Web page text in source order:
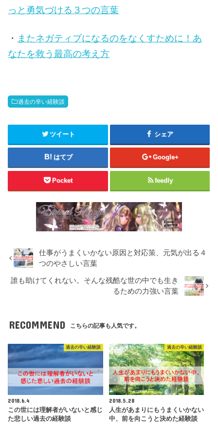
っと勇気づける３つの言葉
・ またネガティブになるのをなくすために！あ
なたを救う最高の考え方
過去の辛い経験談
ツイート シェア
はてブ Google+
Pocket feedly
仕事がうまくいかない原因と対応策、元気が出る４
つのやさしい言葉
誰も助けてくれない。そんな残酷な世の中でも生き
るための力強い言葉
RECOMMEND こちらの記事も人気です。
過去の辛い経験談
2018.6.4
この世には理解者がいないと感じ
た悲しい過去の経験談
過去の辛い経験談
2018.5.28
人生があまりにもうまくいかない
中、前を向こうと決めた経験談